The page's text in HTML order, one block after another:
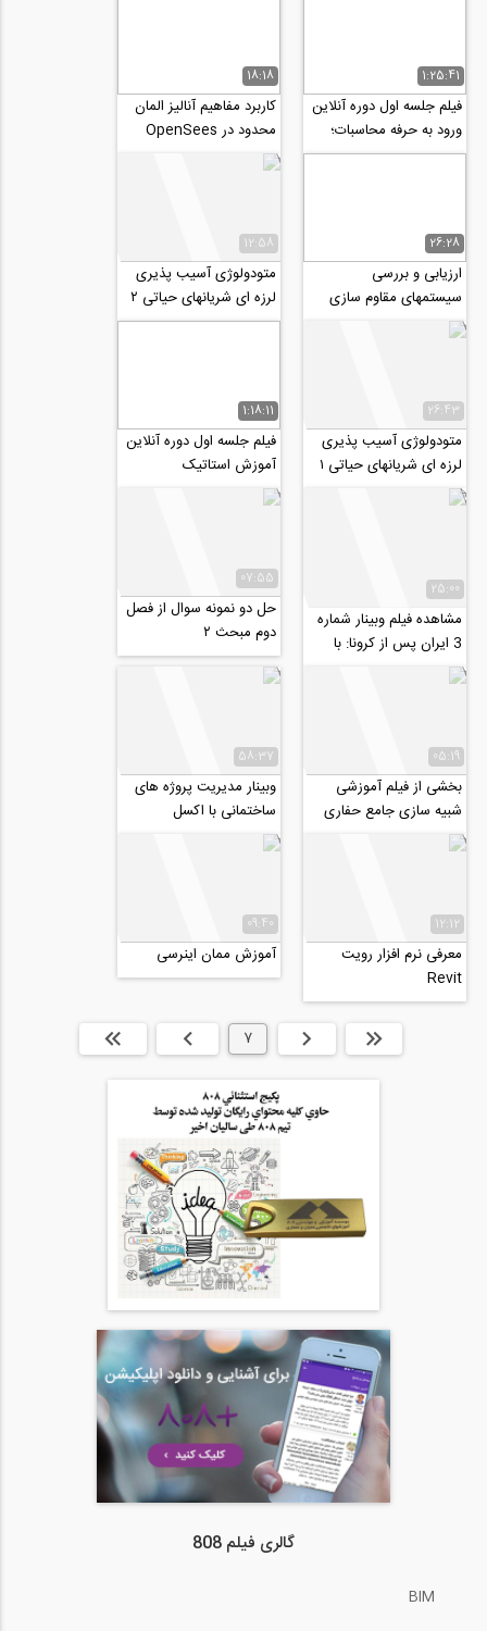
1:25:41
فیلم جلسه اول دوره آنلاین
ورود به حرفه محاسبات؛
آیین نامه ۲۸۰۰+ بارگذاری
18:18
کاربرد مفاهیم آنالیز المان
محدود در OpenSees
26:28
ارزیابی و بررسی
سیستمهای مقاوم سازی
هتل آزادی
12:58
متودولوژی آسیب پذیری
لرزه ای شریانهای حیاتی ۲
26:43
متودولوژی آسیب پذیری
لرزه ای شریانهای حیاتی ۱
1:18:11
فیلم جلسه اول دوره آنلاین
آموزش استاتیک
25:00
مشاهده فیلم وبینار شماره
3 ایران پس از کرونا: با
موضوع: "کاربرد واقعیت...
07:55
حل دو نمونه سوال از فصل
دوم مبحث ۲
05:19
بخشی از فیلم آموزشی
شبیه سازی جامع حفاری
مکانیزه سپری تونل با
TBM در نرم افزار...
58:37
وبینار مدیریت پروژه‌ های
ساختمانی با اکسل
12:12
معرفی نرم افزار رویت
Revit
09:40
آموزش ممان اینرسی
ابتدا قبلی 7 بعدی انتها »
گالری فیلم 808
BIM